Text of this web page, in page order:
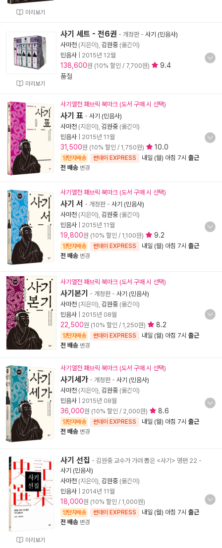
미리보기
미리보기
사기 세트 - 전6권 - 개정판- 사기 (민음사)
사마천 (지은이), 김원중 (옮긴이)
민음사
2015년 12월
138,600원 (10% 할인 / 7,700원)
9.4
품절
사기열전 패브릭 북마크 (도서 구매 시 선택)
사기 표 - 사기 (민음사)
사마천 (지은이), 김원중 (옮긴이)
민음사
2015년 11월
31,500원 (10% 할인 / 1,750원) 10.0
양탄자배송 썬데이 EXPRESS 내일 (월) 아침 7시 출근
전 배송 변경
사기열전 패브릭 북마크 (도서 구매 시 선택)
사기 서 - 개정판- 사기 (민음사)
사마천 (지은이), 김원중 (옮긴이)
민음사
2015년 11월
19,800원 (10% 할인 / 1,100원) 9.2
양탄자배송 썬데이 EXPRESS 내일 (월) 아침 7시 출근
전 배송 변경
사기열전 패브릭 북마크 (도서 구매 시 선택)
사기본기 - 개정판- 사기 (민음사)
사마천 (지은이), 김원중 (옮긴이)
민음사
2015년 08월
22,500원 (10% 할인 / 1,250원) 8.2
양탄자배송 썬데이 EXPRESS 내일 (월) 아침 7시 출근
전 배송 변경
사기열전 패브릭 북마크 (도서 구매 시 선택)
사기세가 - 개정판- 사기 (민음사)
사마천 (지은이), 김원중 (옮긴이)
민음사
2015년 08월
36,000원 (10% 할인 / 2,000원) 8.6
양탄자배송 썬데이 EXPRESS 내일 (월) 아침 7시 출근
전 배송 변경
미리보기
사기 선집 - 김원중 교수가 가려 뽑은 <사기> 명편 22 -
사기 (민음사)
사마천 (지은이), 김원중 (옮긴이)
민음사
2014년 11월
18,000원 (10% 할인 / 1,000원)
양탄자배송 썬데이 EXPRESS 내일 (월) 아침 7시 출근
전 배송 변경